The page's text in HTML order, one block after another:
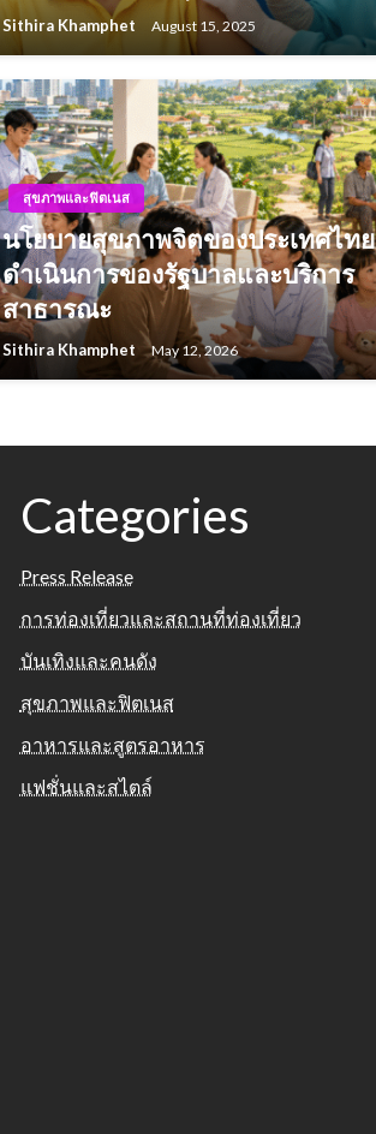
Sithira Khamphet August 15, 2025
สุขภาพและฟิตเนส
นโยบายสุขภาพจิตของประเทศไทย
ดำเนินการของรัฐบาลและบริการ
สาธารณะ
Sithira Khamphet May 12, 2026
Categories
Press Release
การท่องเที่ยวและสถานที่ท่องเที่ยว
บันเทิงและคนดัง
สุขภาพและฟิตเนส
อาหารและสูตรอาหาร
แฟชั่นและสไตล์